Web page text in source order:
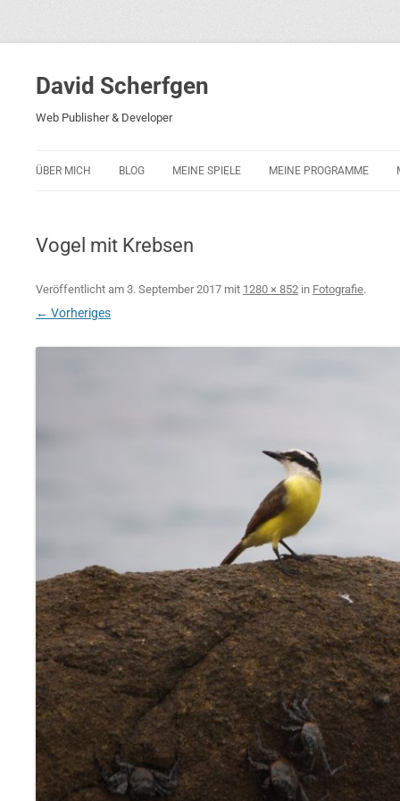
David Scherfgen
Web Publisher & Developer
ÜBER MICH BLOG MEINE SPIELE
BLOCKS 2001
MEINE PROGRAMME
Vogel mit Krebsen
Veröffentlicht am 3. September 2017 mit 1280 × 852 in Fotografie.
← Vorheriges